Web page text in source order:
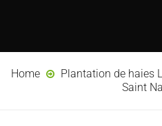
Home
Plantation de haies
Saint